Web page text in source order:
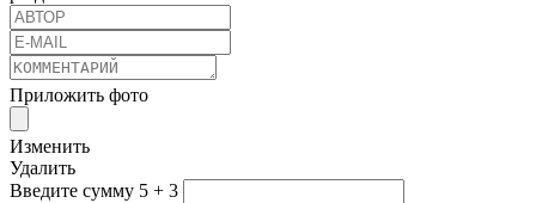
Приложить фото
Изменить
Удалить
Введите сумму 5 + 3